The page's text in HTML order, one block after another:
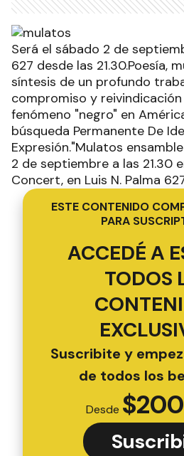
Será el sábado 2 de
627 desde las 21.30.Poesía,
síntesis de un profundo
compromiso y
fenómeno "negro" en
búsqueda Permanente De
Expresión."Mulatos
2 de septiembre a las 21.30
Concert, en Luis N. Palma
ESTE CONTENIDO
PARA
ACCEDÉ A
TODOS
Suscribite y
de todos los
Desde $